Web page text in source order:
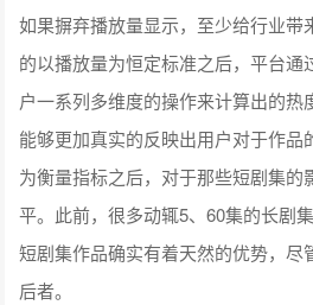
如果摒弃播放量显示，至少给行业带
的以播放量为恒定标准之后，平台通
户一系列多维度的操作来计算出的热
能够更加真实的反映出用户对于作品
为衡量指标之后，对于那些短剧集的
平。此前，很多动辄5、60集的长剧
短剧集作品确实有着天然的优势，尽
后者。